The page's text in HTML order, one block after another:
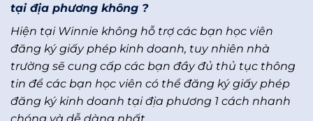
tại địa phương không ?
Hiện tại Winnie không hỗ trợ các bạn học viên
đăng ký giấy phép kinh doanh, tuy nhiên nhà
trường sẽ cung cấp các bạn đầy đủ thủ tục thông
tin để các bạn học viên có thể đăng ký giấy phép
đăng ký kinh doanh tại địa phương 1 cách nhanh